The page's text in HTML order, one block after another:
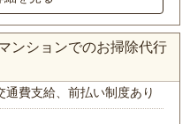
ンションでのお掃除代行
通費支給、前払い制度あり